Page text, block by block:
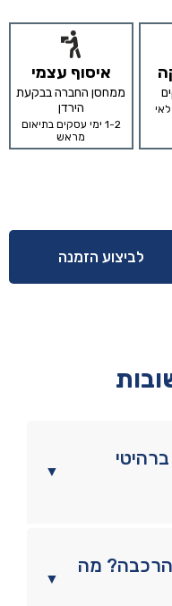
איסוף עצמי
ממחסן החברה בבקעת
הירדן
1-2 ימי עסקים בתיאום
מראש
לביצוע הזמנה
▼
▼
מה